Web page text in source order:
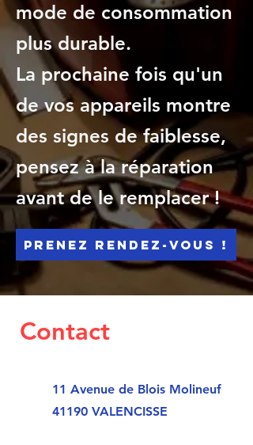
mode de consommation
plus durable.
La prochaine fois qu'un
de vos appareils montre
des signes de faiblesse,
pensez à la réparation
avant de le remplacer !
Prenez rendez-vous !
Contact
11 Avenue de Blois Molineuf
41190 VALENCISSE